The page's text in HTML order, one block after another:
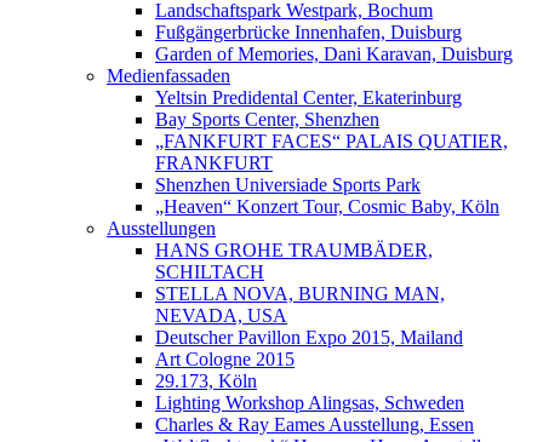
Landschaftspark Westpark, Bochum
Fußgängerbrücke Innenhafen, Duisburg
Garden of Memories, Dani Karavan, Duisburg
Medienfassaden
Yeltsin Predidental Center, Ekaterinburg
Bay Sports Center, Shenzhen
„FANKFURT FACES“ PALAIS QUATIER,
FRANKFURT
Shenzhen Universiade Sports Park
„Heaven“ Konzert Tour, Cosmic Baby, Köln
Ausstellungen
HANS GROHE TRAUMBÄDER,
SCHILTACH
STELLA NOVA, BURNING MAN,
NEVADA, USA
Deutscher Pavillon Expo 2015, Mailand
Art Cologne 2015
29.173, Köln
Lighting Workshop Alingsas, Schweden
Charles & Ray Eames Ausstellung, Essen